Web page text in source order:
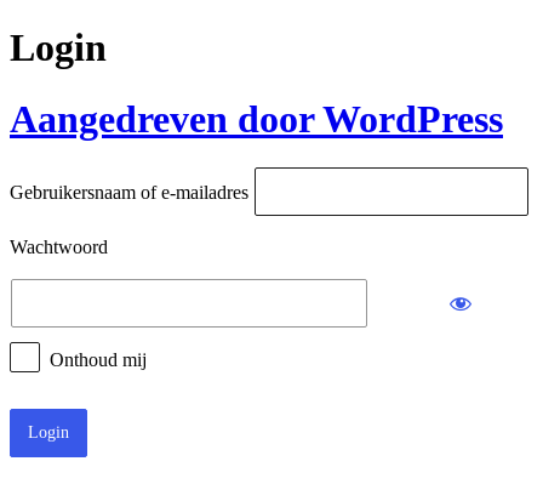
Login
Aangedreven door WordPress
Gebruikersnaam of e-mailadres
Wachtwoord
Onthoud mij